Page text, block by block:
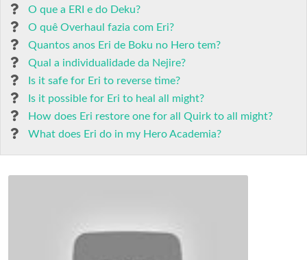
O que a ERI e do Deku?
O quê Overhaul fazia com Eri?
Quantos anos Eri de Boku no Hero tem?
Qual a individualidade da Nejire?
Is it safe for Eri to reverse time?
Is it possible for Eri to heal all might?
How does Eri restore one for all Quirk to all might?
What does Eri do in my Hero Academia?